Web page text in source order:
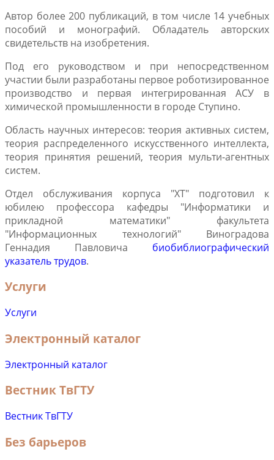
Автор более 200 публикаций, в том числе 14 учебных
пособий и монографий. Обладатель авторских
свидетельств на изобретения.
Под его руководством и при непосредственном
участии были разработаны первое роботизированное
производство и первая интегрированная АСУ в
химической промышленности в городе Ступино.
Область научных интересов: теория активных систем,
теория распределенного искусственного интеллекта,
теория принятия решений, теория мульти-агентных
систем.
Отдел обслуживания корпуса "ХТ" подготовил к
юбилею профессора кафедры "Информатики и
прикладной математики" факультета
"Информационных технологий" Виноградова
Геннадия Павловича биобиблиографический
указатель трудов.
Услуги
Услуги
Электронный каталог
Электронный каталог
Вестник ТвГТУ
Вестник ТвГТУ
Без барьеров